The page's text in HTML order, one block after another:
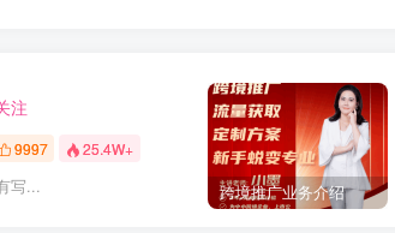
注
9997 25.4W+
写... 跨境推广业务介绍